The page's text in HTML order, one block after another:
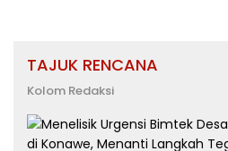
TAJUK RENCANA
Kolom Redaksi